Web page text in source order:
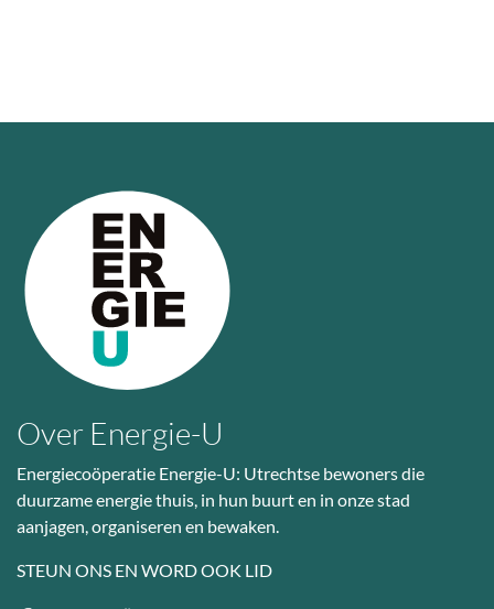
Over Energie-U
Energiecoöperatie Energie-U: Utrechtse bewoners die
duurzame energie thuis, in hun buurt en in onze stad
aanjagen, organiseren en bewaken.
STEUN ONS EN WORD OOK LID